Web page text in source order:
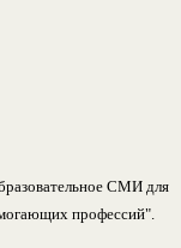
СМИ для
профессий".